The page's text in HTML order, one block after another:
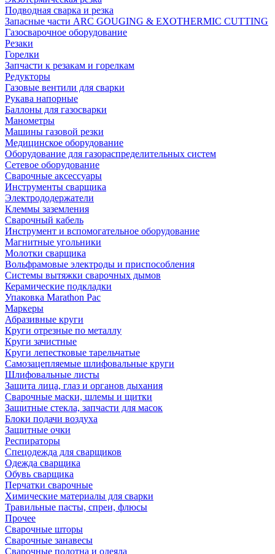
Подводная сварка и резка
Запасные части ARC GOUGING & EXOTHERMIC CUTTING
Газосварочное оборудование
Резаки
Горелки
Запчасти к резакам и горелкам
Редукторы
Газовые вентили для сварки
Рукава напорные
Баллоны для газосварки
Манометры
Машины газовой резки
Медицинское оборудование
Оборудование для газораспределительных систем
Сетевое оборудование
Сварочные аксессуары
Инструменты сварщика
Электрододержатели
Клеммы заземления
Сварочный кабель
Инструмент и вспомогательное оборудование
Магнитные угольники
Молотки сварщика
Вольфрамовые электроды и приспособления
Системы вытяжки сварочных дымов
Керамические подкладки
Упаковка Marathon Pac
Маркеры
Абразивные круги
Круги отрезные по металлу
Круги зачистные
Круги лепестковые тарельчатые
Самозацепляемые шлифовальные круги
Шлифовальные листы
Защита лица, глаз и органов дыхания
Сварочные маски, шлемы и щитки
Защитные стекла, запчасти для масок
Блоки подачи воздуха
Защитные очки
Респираторы
Спецодежда для сварщиков
Одежда сварщика
Обувь сварщика
Перчатки сварочные
Химические материалы для сварки
Травильные пасты, спреи, флюсы
Прочее
Сварочные шторы
Сварочные занавесы
Сварочные полотна и одеяла